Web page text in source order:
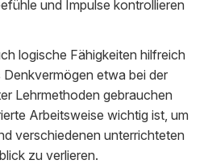
und Impulse kontrollieren
logische Fähigkeiten hilfreich
etwa bei der
Lehrmethoden gebrauchen
Arbeitsweise wichtig ist, um
verschiedenen unterrichteten
zu verlieren.